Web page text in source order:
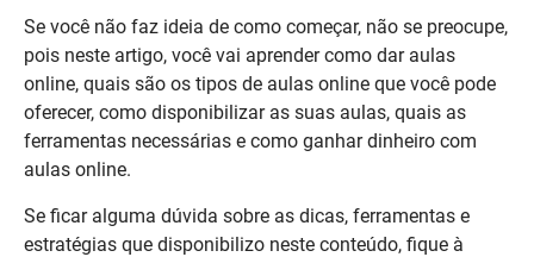
Se você não faz ideia de como começar, não se preocupe,
pois neste artigo, você vai aprender como dar aulas
online, quais são os tipos de aulas online que você pode
oferecer, como disponibilizar as suas aulas, quais as
ferramentas necessárias e como ganhar dinheiro com
aulas online.
Se ficar alguma dúvida sobre as dicas, ferramentas e
estratégias que disponibilizo neste conteúdo, fique à